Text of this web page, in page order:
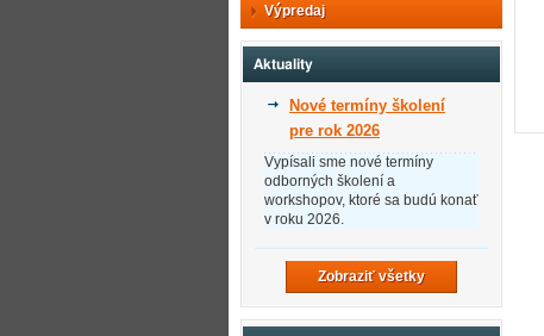
Výpredaj
Aktuality
Nové termíny školení
pre rok 2026
Vypísali sme nové termíny
odborných školení a
workshopov, ktoré sa budú konať
v roku 2026.
Zobraziť všetky